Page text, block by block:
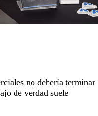
no debería terminar
de verdad suele